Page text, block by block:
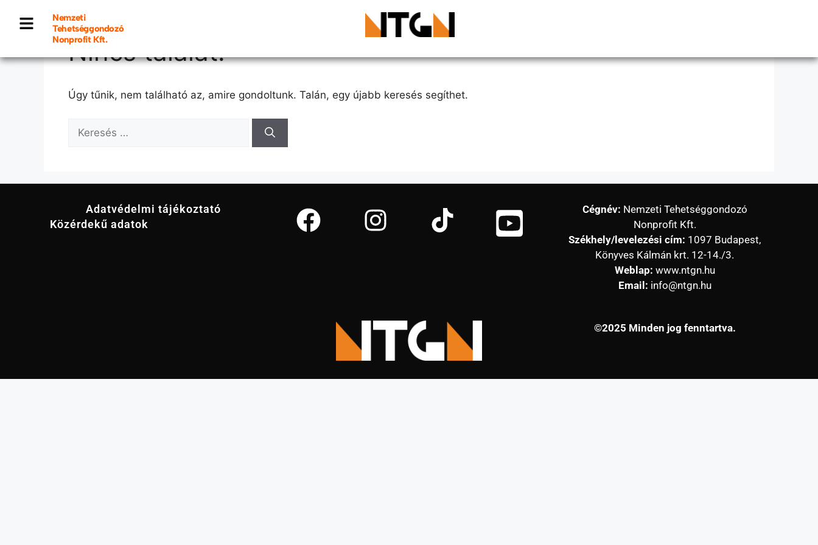
Nemzeti
Tehetséggondozó
Nonprofit Kft.
Nincs találat!
Úgy tűnik, nem található az, amire gondoltunk. Talán, egy újabb keresés segíthet.
Adatvédelmi tájékoztató
Közérdekű adatok
Cégnév: Nemzeti Tehetséggondozó
Nonprofit Kft.
Székhely/levelezési cím: 1097 Budapest,
Könyves Kálmán krt. 12-14./3.
Weblap: www.ntgn.hu
Email: info@ntgn.hu
©2025 Minden jog fenntartva.